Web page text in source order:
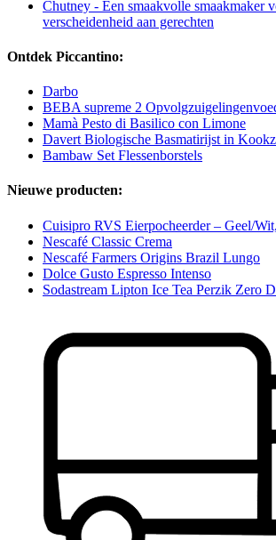
Chutney - Een smaakvolle smaakmaker
verscheidenheid aan gerechten
Ontdek Piccantino:
Darbo
BEBA supreme 2
Mamà Pesto di Basilico con Limone
Davert Biologische Basmatirijst in
Bambaw Set Flessenborstels
Nieuwe producten:
Cuisipro RVS Eierpocheerder – Geel/
Nescafé Classic Crema
Nescafé Farmers Origins Brazil Lungo
Dolce Gusto Espresso Intenso
Sodastream Lipton Ice Tea Perzik Zero